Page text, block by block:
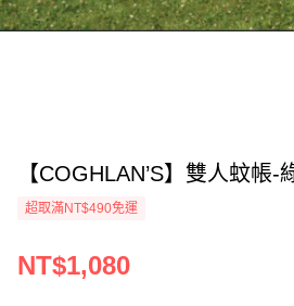
【COGHLAN’S】雙人蚊帳-
超取滿NT$490免運
NT$1,080